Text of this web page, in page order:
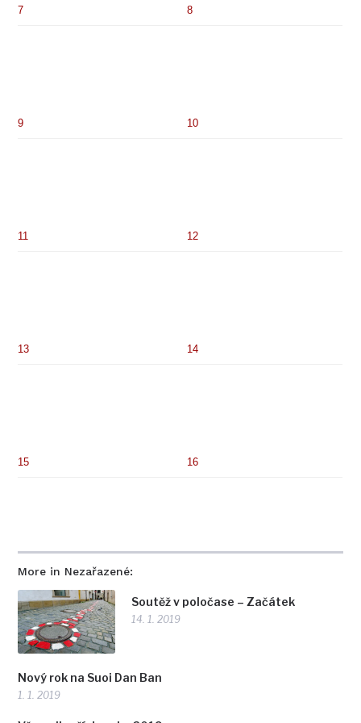
More in Nezařazené:
Soutěž v poločase – Začátek
14. 1. 2019
Nový rok na Suoi Dan Ban
1. 1. 2019
7 8
9 10
11 12
13 14
15 16